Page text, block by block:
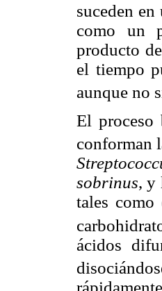
suceden
como un
producto
el tiempo
aunque no
El
conforman
sobrinus, y
tales
ácidos